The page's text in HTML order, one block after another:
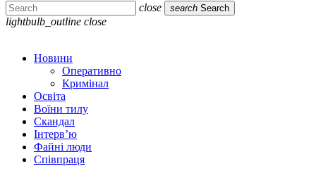
close search Search
lightbulb_outline close
Новини
Оперативно
Кримінал
Освіта
Воїни тилу
Скандал
Інтерв’ю
Файні люди
Співпраця